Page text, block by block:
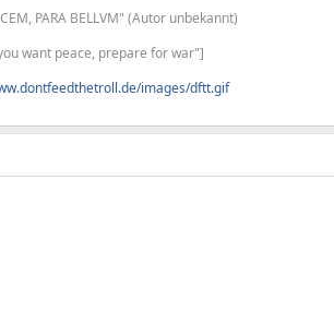
PARA BELLVM" (Autor unbekannt)
want peace, prepare for war"]
images/dftt.gif